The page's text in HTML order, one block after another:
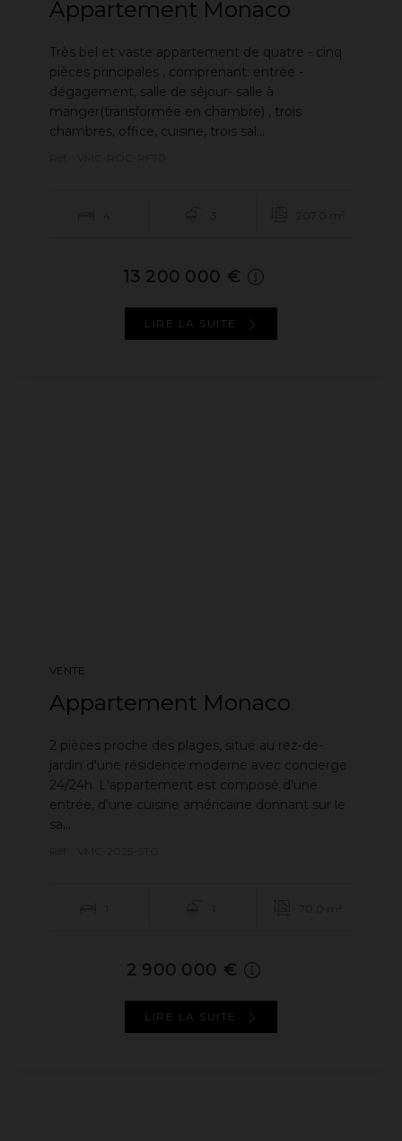
Appartement Monaco
Très bel et vaste appartement de quatre - cinq
pièces principales , comprenant: entrée -
dégagement, salle de séjour- salle à
manger(transformée en chambre) , trois
chambres, office, cuisine, trois sal...
13 200 000 €
LIRE LA SUITE
VENTE
Appartement Monaco
2 pièces proche des plages, situé au rez-de-
jardin d'une résidence moderne avec concierge
24/24h. L'appartement est composé d'une
entrée, d'une cuisine américaine donnant sur le
sa...
2 900 000 €
LIRE LA SUITE